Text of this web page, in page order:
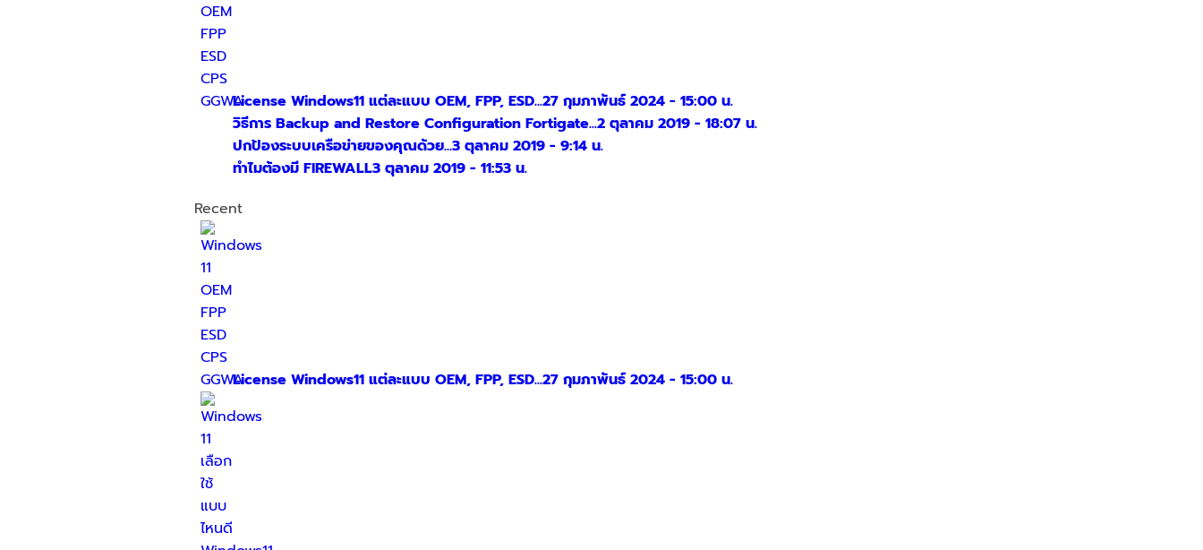
License Windows11 แต่ละแบบ OEM, FPP, ESD...27 กุมภาพันธ์ 2024 - 15:00 น.
วิธีการ Backup and Restore Configuration Fortigate...2 ตุลาคม 2019 - 18:07 น.
ปกป้องระบบเครือข่ายของคุณด้วย...3 ตุลาคม 2019 - 9:14 น.
ทำไมต้องมี FIREWALL3 ตุลาคม 2019 - 11:53 น.
Recent
License Windows11 แต่ละแบบ OEM, FPP, ESD...27 กุมภาพันธ์ 2024 - 15:00 น.